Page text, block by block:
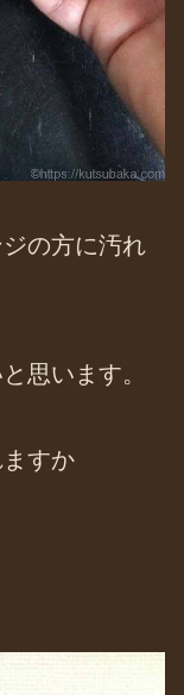
の方に汚れ
思います。
すか